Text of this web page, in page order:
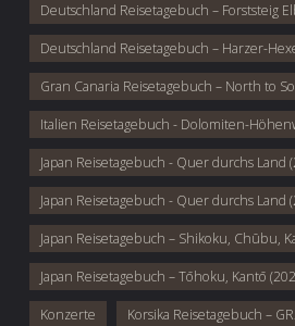
Deutschland Reisetagebuch – Forststeig
Deutschland Reisetagebuch – Harzer-
Gran Canaria Reisetagebuch – North to
Italien Reisetagebuch - Dolomiten-
Japan Reisetagebuch - Quer durchs Land
Japan Reisetagebuch - Quer durchs Land
Japan Reisetagebuch – Shikoku, Chūbu,
Japan Reisetagebuch – Tōhoku, Kantō
Konzerte Korsika Reisetagebuch –